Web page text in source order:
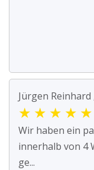
Jürgen Reinhard
★ ★ ★ ★ ★
Wir haben ein
innerhalb von 4
ge...